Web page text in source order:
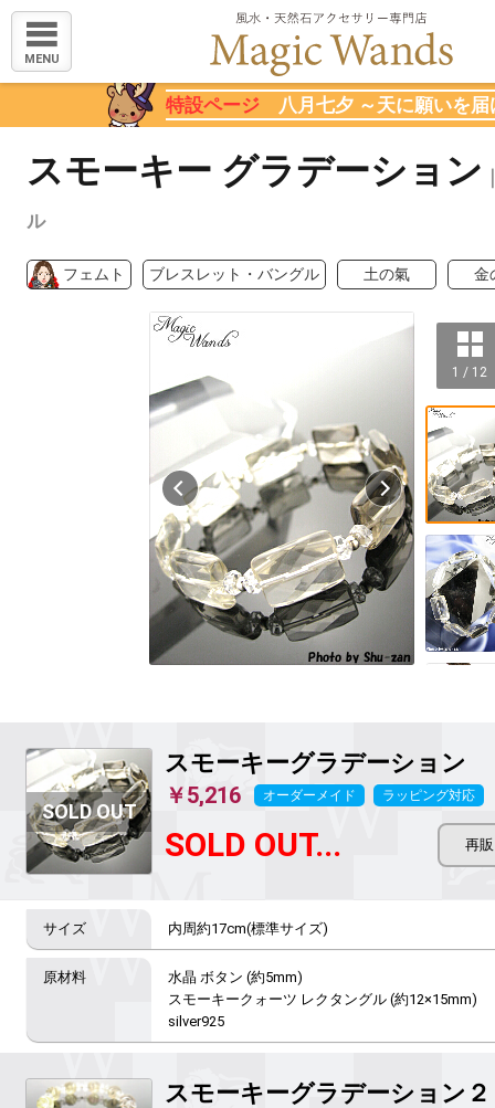
MENU
特設ページ 八月七夕 ～天に願いを届
スモーキー グラデーション
ル
フェムト ブレスレット・バングル 土の氣 金
1 / 12
スモーキーグラデーション
￥5,216 オーダーメイド ラッピング対応
SOLD OUT...
内周約17cm(標準サイズ)
水晶 ボタン (約5mm)
スモーキークォーツ レクタングル (約12×15mm)
silver925
スモーキーグラデーション２